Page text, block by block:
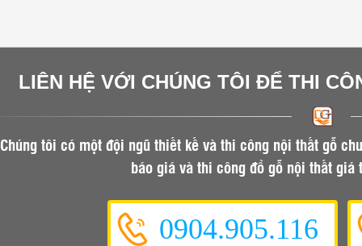
LIÊN HỆ VỚI CHÚNG TÔI ĐỂ THI
Chúng tôi có một đội ngũ thiết kế và thi công nội thất gỗ
báo giá và thi công đồ gỗ nội thất giá
0904.905.116